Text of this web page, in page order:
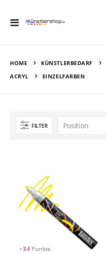
Navigation
HOME KÜNSTLERBEDARF
ACRYL
EINZELFARBEN
FILTER
+34 Punkte